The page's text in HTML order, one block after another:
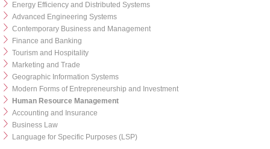
Energy Efficiency and Distributed Systems
Advanced Engineering Systems
Contemporary Business and Management
Finance and Banking
Tourism and Hospitality
Marketing and Trade
Geographic Information Systems
Modern Forms of Entrepreneurship and Investment
Human Resource Management
Accounting and Insurance
Business Law
Language for Specific Purposes (LSP)